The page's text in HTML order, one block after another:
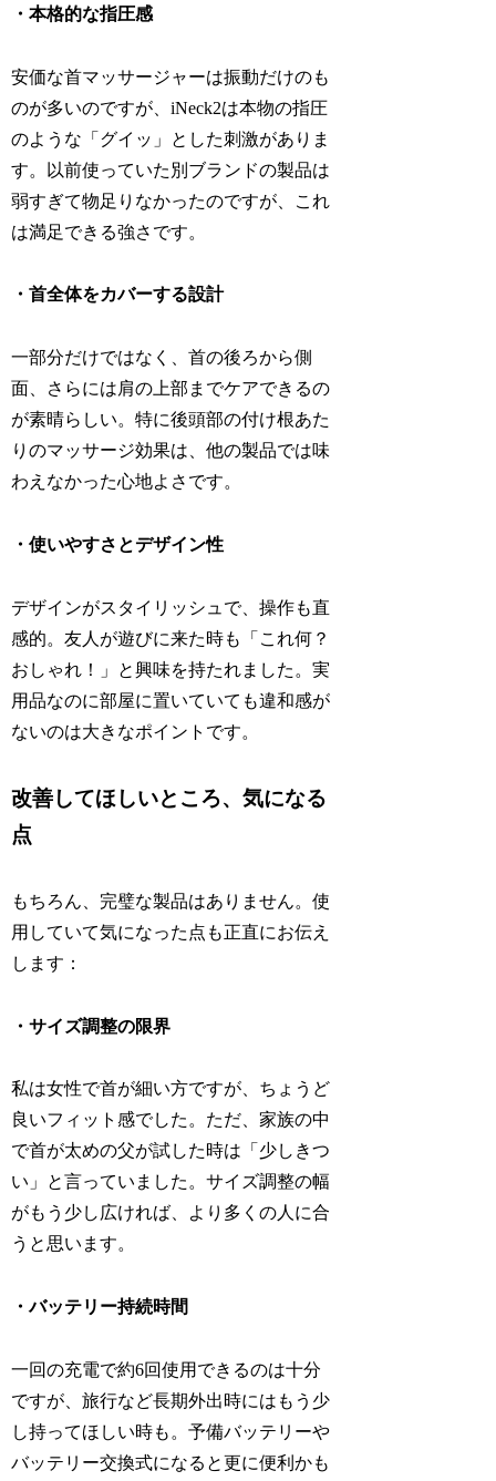
・本格的な指圧感
安価な首マッサージャーは振動だけのも
のが多いのですが、iNeck2は本物の指圧
のような「グイッ」とした刺激がありま
す。以前使っていた別ブランドの製品は
弱すぎて物足りなかったのですが、これ
は満足できる強さです。
・首全体をカバーする設計
一部分だけではなく、首の後ろから側
面、さらには肩の上部までケアできるの
が素晴らしい。特に後頭部の付け根あた
りのマッサージ効果は、他の製品では味
わえなかった心地よさです。
・使いやすさとデザイン性
デザインがスタイリッシュで、操作も直
感的。友人が遊びに来た時も「これ何？
おしゃれ！」と興味を持たれました。実
用品なのに部屋に置いていても違和感が
ないのは大きなポイントです。
改善してほしいところ、気になる
点
もちろん、完璧な製品はありません。使
用していて気になった点も正直にお伝え
します：
・サイズ調整の限界
私は女性で首が細い方ですが、ちょうど
良いフィット感でした。ただ、家族の中
で首が太めの父が試した時は「少しきつ
い」と言っていました。サイズ調整の幅
がもう少し広ければ、より多くの人に合
うと思います。
・バッテリー持続時間
一回の充電で約6回使用できるのは十分
ですが、旅行など長期外出時にはもう少
し持ってほしい時も。予備バッテリーや
バッテリー交換式になると更に便利かも